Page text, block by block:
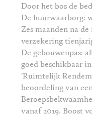
Door het bos de
De huurwaarborg:
Zes maanden na
verzekering
De gebouwenpas:
goed beschikbaar
'Ruimtelijk
beoordeling van
vanaf 2019. Boost